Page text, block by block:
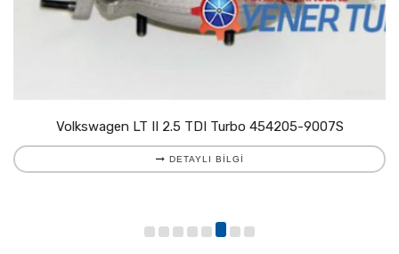
Volkswagen LT II 2.5 TDI Turbo 454205-9007S
DETAYLI BILGI